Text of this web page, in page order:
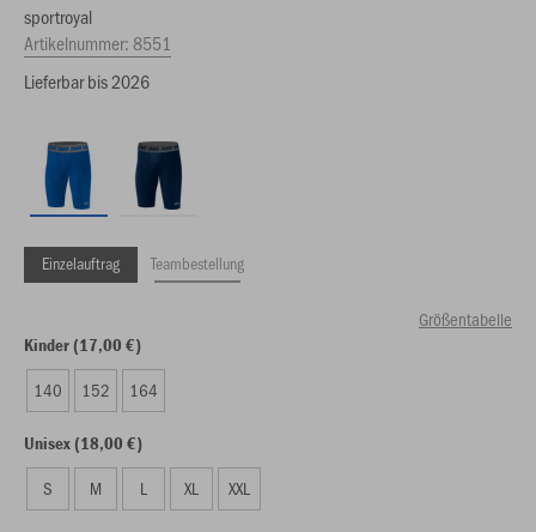
sportroyal
Artikelnummer:8551
Lieferbar bis 2026
Einzelauftrag Teambestellung
Größentabelle
Kinder (17,00 €)
140 152 164
Unisex (18,00 €)
S M L XL XXL